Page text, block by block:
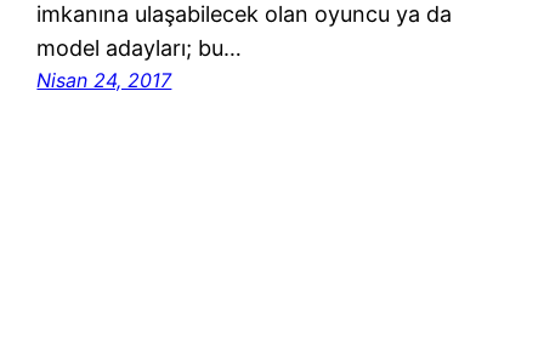
imkanına ulaşabilecek olan oyuncu ya da
model adayları; bu…
Nisan 24, 2017